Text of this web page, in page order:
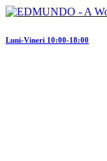
Luni-Vineri 10:00-18:00